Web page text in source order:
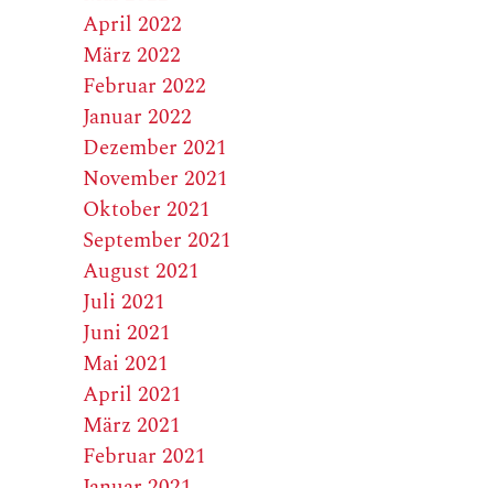
April 2022
März 2022
Februar 2022
Januar 2022
Dezember 2021
November 2021
Oktober 2021
September 2021
August 2021
Juli 2021
Juni 2021
Mai 2021
April 2021
März 2021
Februar 2021